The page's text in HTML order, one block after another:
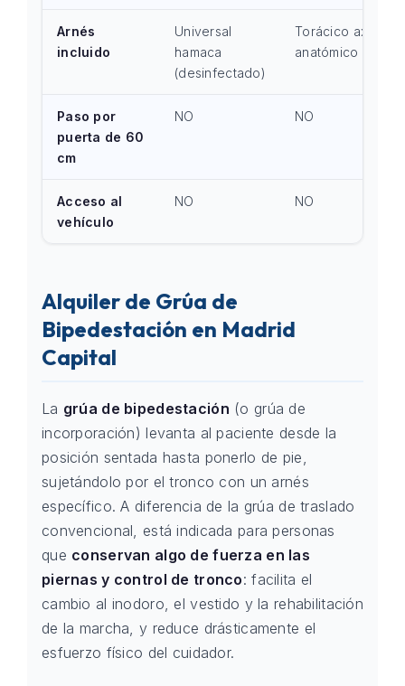
Arnés
incluido
Universal
hamaca
(desinfectado)
Torácico axial
anatómico
Paso por
puerta de 60
cm
NO NO
Acceso al
vehículo
NO NO
Alquiler de Grúa de
Bipedestación en Madrid
Capital
La grúa de bipedestación (o grúa de
incorporación) levanta al paciente desde la
posición sentada hasta ponerlo de pie,
sujetándolo por el tronco con un arnés
específico. A diferencia de la grúa de traslado
convencional, está indicada para personas
que conservan algo de fuerza en las
piernas y control de tronco: facilita el
cambio al inodoro, el vestido y la rehabilitación
de la marcha, y reduce drásticamente el
esfuerzo físico del cuidador.